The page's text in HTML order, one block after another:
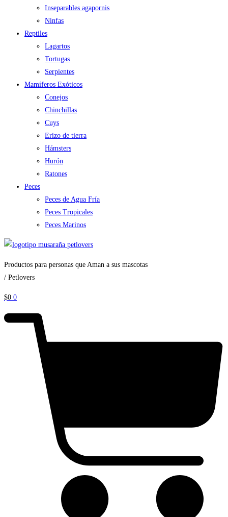
Inseparables agapornis
Ninfas
Reptiles
Lagartos
Tortugas
Serpientes
Mamíferos Exóticos
Conejos
Chinchillas
Cuys
Erizo de tierra
Hámsters
Hurón
Ratones
Peces
Peces de Agua Fría
Peces Tropicales
Peces Marinos
Productos para personas que Aman a sus mascotas
/ Petlovers
$0 0